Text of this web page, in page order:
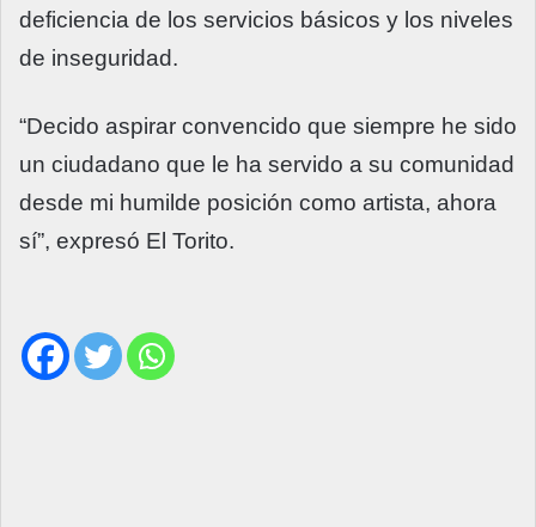
deficiencia de los servicios básicos y los niveles
de inseguridad.
“Decido aspirar convencido que siempre he sido
un ciudadano que le ha servido a su comunidad
desde mi humilde posición como artista, ahora
sí”, expresó El Torito.